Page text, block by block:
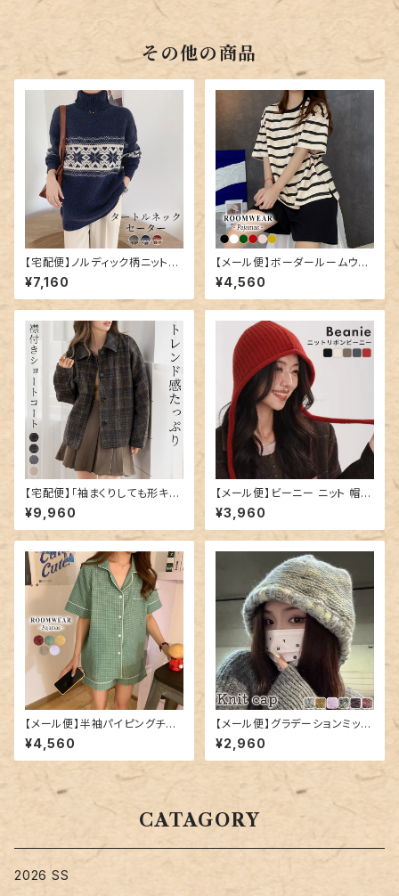
その他の商品
【宅配便】ノルディック柄ニット／
tops1547
¥7,160
【メール便】ボーダールームウェ
ア／roomwear191
¥4,560
【宅配便】「袖まくりしても形キー
プ」コート ショート丈 レディース
きれいめ 長袖／tops2300
¥9,960
【メール便】ビーニー ニット 帽子
レディース ゆったり／hat320
¥3,960
【メール便】半袖パイピングチェ
ックルームウエア／roomwear
122
¥4,560
【メール便】グラデーションミック
スカラーニット帽／hat300
¥2,960
CATAGORY
2026 SS